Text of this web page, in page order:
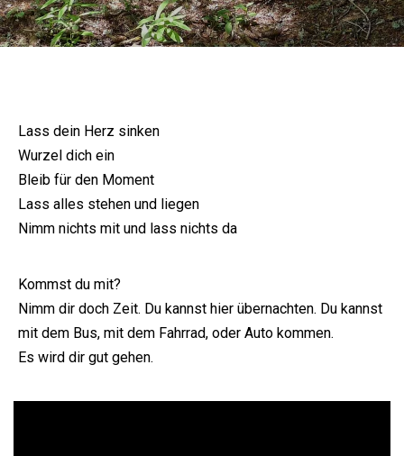
Lass dein Herz sinken
Wurzel dich ein
Bleib für den Moment
Lass alles stehen und liegen
Nimm nichts mit und lass nichts da
Kommst du mit?
Nimm dir doch Zeit. Du kannst hier übernachten. Du kannst
mit dem Bus, mit dem Fahrrad, oder Auto kommen.
Es wird dir gut gehen.